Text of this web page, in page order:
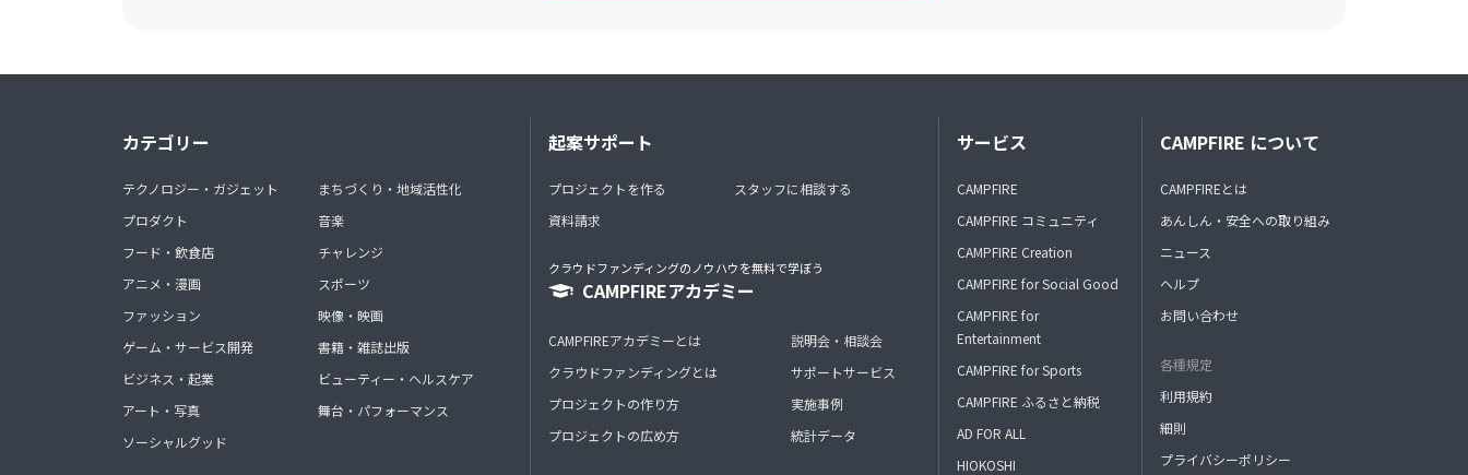
カテゴリー
テクノロジー・ガジェット
プロダクト
フード・飲食店
アニメ・漫画
ファッション
ゲーム・サービス開発
ビジネス・起業
アート・写真
ソーシャルグッド
まちづくり・地域活性化
音楽
チャレンジ
スポーツ
映像・映画
書籍・雑誌出版
ビューティー・ヘルスケア
舞台・パフォーマンス
起案サポート
プロジェクトを作る
資料請求
スタッフに相談する
クラウドファンディングのノウハウを無料で学ぼう
CAMPFIREアカデミー
CAMPFIREアカデミーとは
クラウドファンディングとは
プロジェクトの作り方
プロジェクトの広め方
説明会・相談会
サポートサービス
実施事例
統計データ
サービス
CAMPFIRE
CAMPFIRE コミュニティ
CAMPFIRE Creation
CAMPFIRE for Social Good
CAMPFIRE for
Entertainment
CAMPFIRE for Sports
CAMPFIRE ふるさと納税
AD FOR ALL
HIOKOSHI
CAMPFIRE について
CAMPFIREとは
あんしん・安全への取り組み
ニュース
ヘルプ
お問い合わせ
各種規定
利用規約
細則
プライバシーポリシー